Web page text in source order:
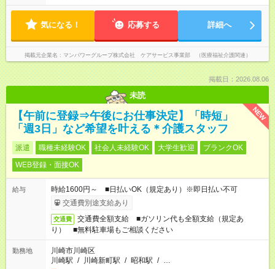
気になる！ 応募する 詳細へ
掲載元企業名 マンパワーグループ株式会社 ケアサービス事業部 （医療福祉介護関連）
掲載日：2026.08.06
未読
NEW
【午前に登録⇒午後にお仕事決定】「時短」
「週3日」など希望を叶える＊介護スタッフ
派遣 職種未経験OK 社会人未経験OK 大学生歓迎
ブランクOK
WEB登録・面接OK
給与
時給1600円～ ■日払いOK（規定あり）※即日払い不可
交通費別途支給あり
交通費
交通費全額支給 ■ガソリン代も全額支給（規定あ
り） ■無料駐車場もご相談ください
勤務地
川崎市川崎区
川崎駅 / 川崎新町駅 / 昭和駅 / …